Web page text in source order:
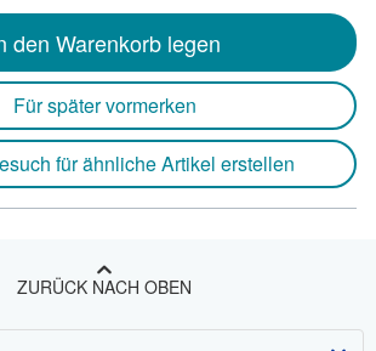
den Warenkorb legen
Für später vormerken
für ähnliche Artikel erstellen
ZURÜCK NACH OBEN